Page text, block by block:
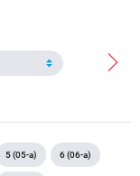
5 (05-a) 6 (06-a)